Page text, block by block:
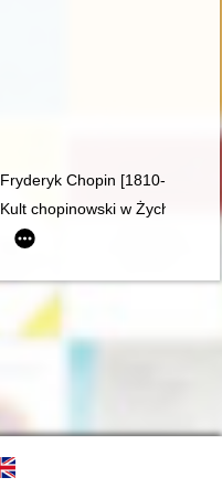
Fryderyk Chopin [1810-1849].
of Chopin
Kult chopinowski w Żychlinie